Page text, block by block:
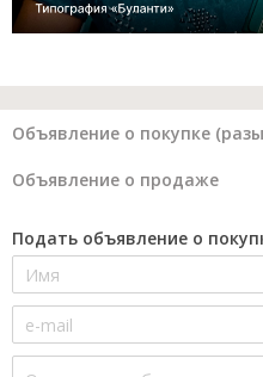
Объявление о покупке
Объявление о продаже
Подать объявление о